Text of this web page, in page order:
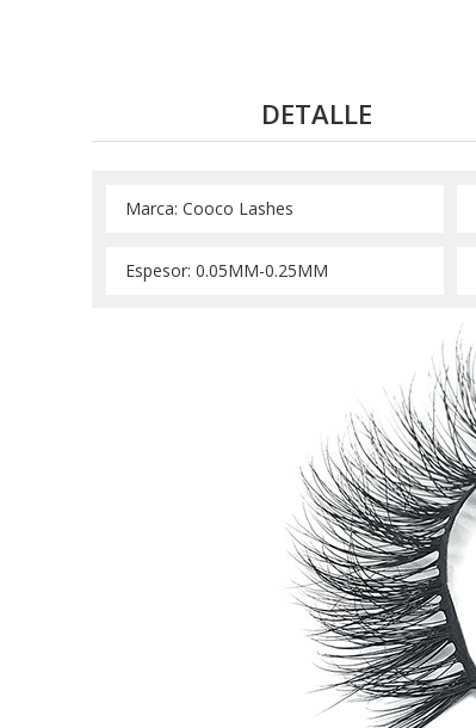
DETALLE
Marca: Cooco Lashes
Espesor: 0.05MM-0.25MM